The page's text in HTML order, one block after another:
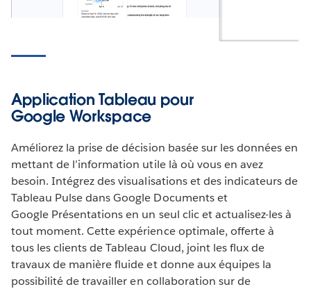
Application Tableau pour
Google Workspace
Améliorez la prise de décision basée sur les données en
mettant de l’information utile là où vous en avez
besoin. Intégrez des visualisations et des indicateurs de
Tableau Pulse dans Google Documents et
Google Présentations en un seul clic et actualisez-les à
tout moment. Cette expérience optimale, offerte à
tous les clients de Tableau Cloud, joint les flux de
travaux de manière fluide et donne aux équipes la
possibilité de travailler en collaboration sur de